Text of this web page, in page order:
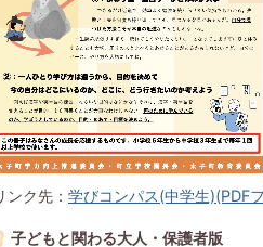
ンク先： 学びコンパス(中学生)(PDF
子どもと関わる大人・保護者版